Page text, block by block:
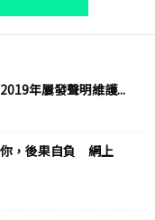
年屢發聲明維護...
你，後果自負 網上